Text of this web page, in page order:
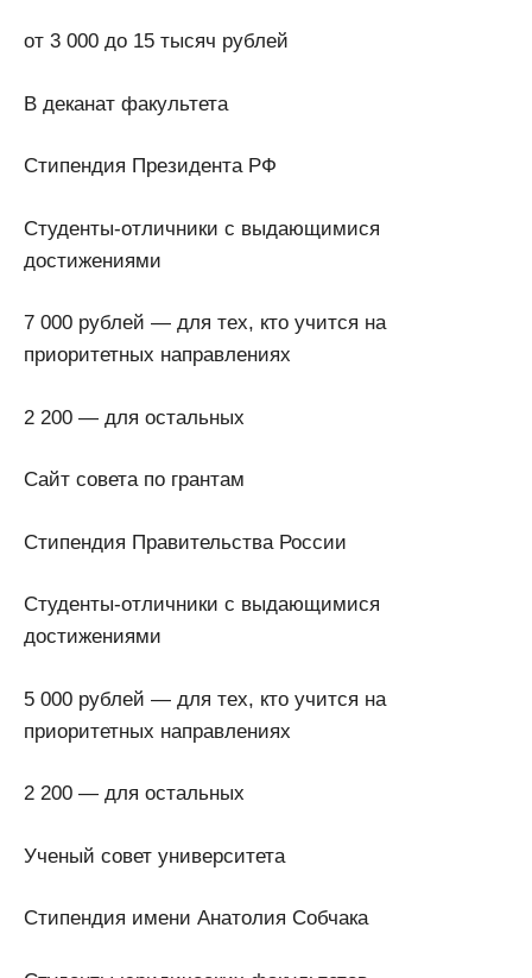
от 3 000 до 15 тысяч рублей
В деканат факультета
Стипендия Президента РФ
Студенты-отличники с выдающимися
достижениями
7 000 рублей — для тех, кто учится на
приоритетных направлениях
2 200 — для остальных
Сайт совета по грантам
Стипендия Правительства России
Студенты-отличники с выдающимися
достижениями
5 000 рублей — для тех, кто учится на
приоритетных направлениях
2 200 — для остальных
Ученый совет университета
Стипендия имени Анатолия Собчака